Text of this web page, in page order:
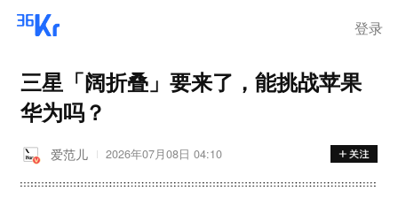
登录
三星「阔折叠」要来了，能挑战苹果
华为吗？
爱范儿 2026年07月08日 04:10